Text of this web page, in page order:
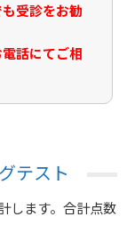
受診をお勧
話にてご相
テスト
します。合計点数